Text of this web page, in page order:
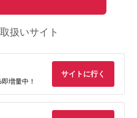
扱いサイト
増量中！
サイトに行く